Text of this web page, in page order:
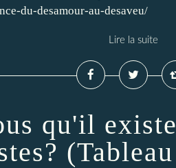
du-desamour-au-desaveu/
Lire la suite
qu'il